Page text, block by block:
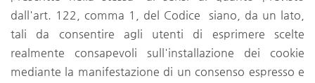
dall'art. 122, comma 1, del Codice siano, da un lato,
tali da consentire agli utenti di esprimere scelte
realmente consapevoli sull'installazione dei cookie
mediante la manifestazione di un consenso espresso e